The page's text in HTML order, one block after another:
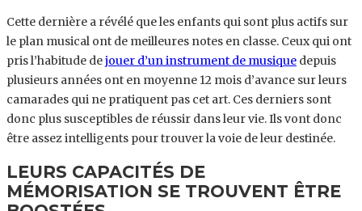
Cette dernière a révélé que les enfants qui sont plus actifs sur
le plan musical ont de meilleures notes en classe. Ceux qui ont
pris l’habitude dejouer d’un instrument de musique depuis
plusieurs années ont en moyenne 12 mois d’avance sur leurs
camarades qui ne pratiquent pas cet art. Ces derniers sont
donc plus susceptibles de réussir dans leur vie. Ils vont donc
être assez intelligents pour trouver la voie de leur destinée.
LEURS CAPACITÉS DE
MÉMORISATION SE TROUVENT ÊTRE